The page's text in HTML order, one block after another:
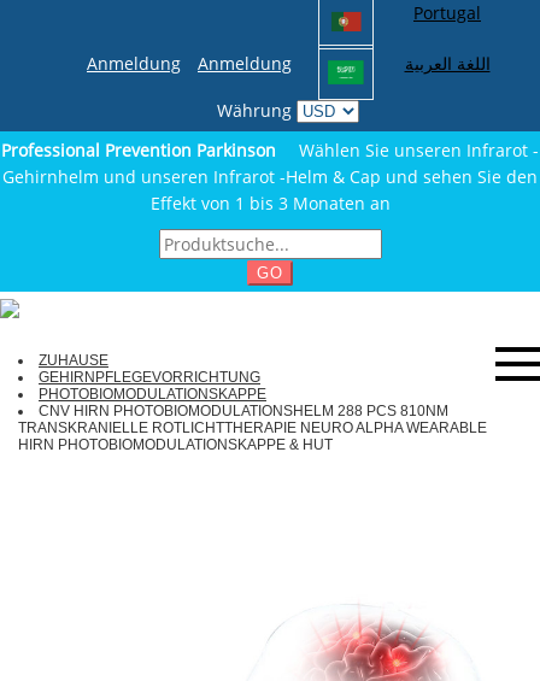
Anmeldung Anmeldung
Portugal
اللغة العربية
Währung
Professional Prevention Parkinson
Wählen Sie unseren Infrarot -
Gehirnhelm und unseren Infrarot -Helm & Cap und sehen Sie den
Effekt von 1 bis 3 Monaten an
GO
ZUHAUSE
GEHIRNPFLEGEVORRICHTUNG
PHOTOBIOMODULATIONSKAPPE
CNV HIRN PHOTOBIOMODULATIONSHELM 288 PCS 810NM
TRANSKRANIELLE ROTLICHTTHERAPIE NEURO ALPHA WEARABLE
HIRN PHOTOBIOMODULATIONSKAPPE & HUT